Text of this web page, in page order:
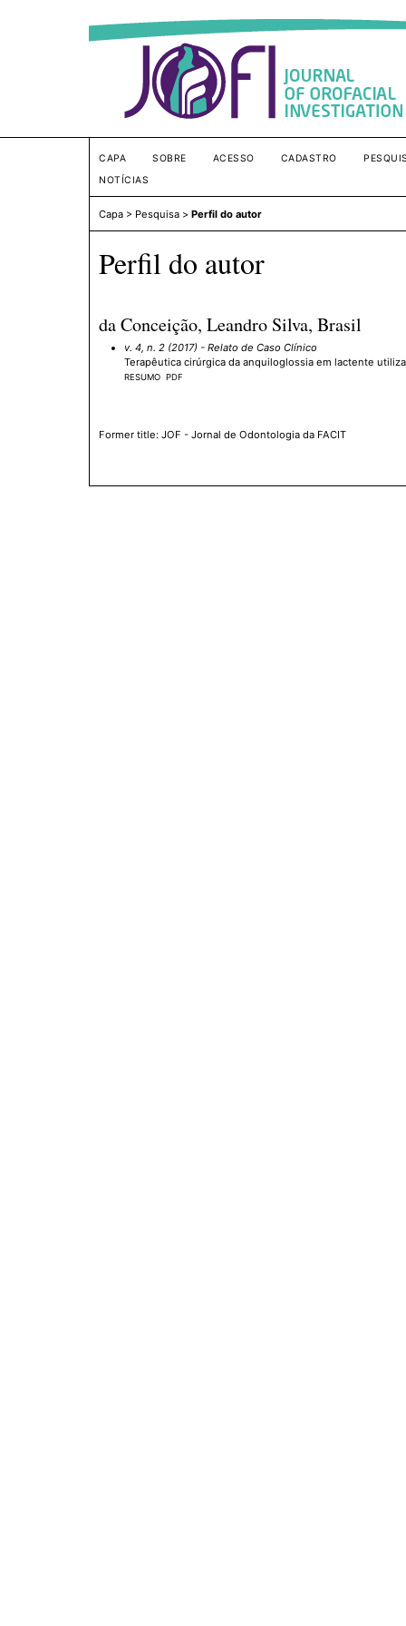
CAPA SOBRE ACESSO CADASTRO
NOTÍCIAS
Capa > Pesquisa > Perfil do autor
Perfil do autor
da Conceição, Leandro Silva, Brasil
v. 4, n. 2 (2017) - Relato de Caso Clínico
Terapêutica cirúrgica da anquiloglossia em lactente
RESUMO PDF
Former title: JOF - Jornal de Odontologia da FACIT